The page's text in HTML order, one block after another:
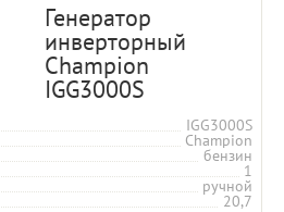
Генератор
инверторный
Champion
IGG3000S
IGG3000S
Champion
бензин
1
ручной
20,7